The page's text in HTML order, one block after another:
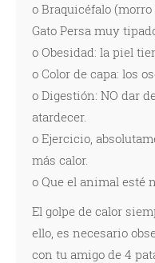
o Braquicéfalo
Gato Persa muy
o Obesidad: la piel
o Color de capa: los
o Digestión: NO dar
atardecer.
o Ejercicio,
más calor.
o Que el animal esté
El golpe de calor
ello, es necesario
con tu amigo de 4